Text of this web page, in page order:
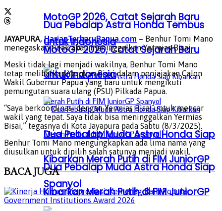
MotoGP 2026, Catat Sejarah Baru
untuk Indonesia
Dua Pebalap Muda Astra Honda Siap
Kibarkan Merah Putih di FIM JuniorGP
Spanyol
Dua Pebalap Astra Honda Tembus
MotoGP 2026, Catat Sejarah Baru
untuk Indonesia
Dua Pebalap Muda Astra Honda Siap
Kibarkan Merah Putih di FIM JuniorGP
JAYAPURA, HarianTerbaruPapua.com – Benhur Tomi Mano
menegaskan tidak akan meninggalkan Yermias Bisai.
Meski tidak lagi menjadi wakilnya, Benhur Tomi Mano
tetap melibatkan Yermias Bisai dalam penjajakan Calon
Wakil Gubernur Papua yang baru untuk mengikuti
pemungutan suara ulang (PSU) Pilkada Papua.
“Saya berkoordinasi dengan Yermias Bisai untuk mencar
wakil yang tepat. Saya tidak bisa meninggalkan Yermias
Bisai,” tegasnya di Kota Jayapura pada Sabtu (8/3/2025).
Benhur Tomi Mano mengungkapkan ada lima nama yang
diusulkan untuk dipilih salah satunya menjadi wakil.
BACAJUGA